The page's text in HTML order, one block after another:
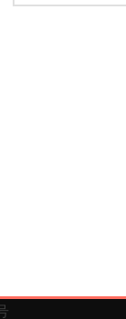
信赖的口译解决方案